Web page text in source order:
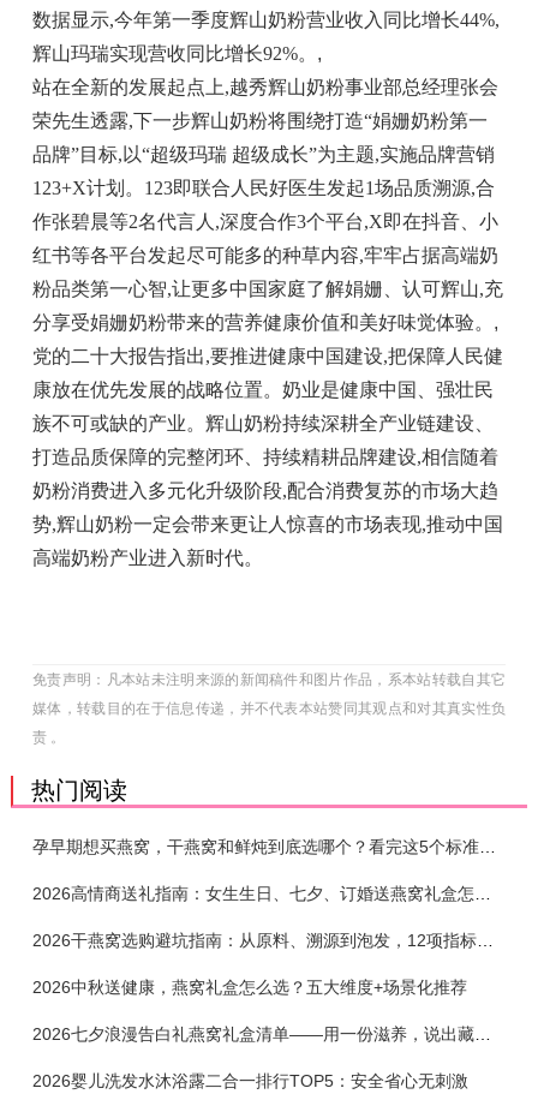
数据显示,今年第一季度辉山奶粉营业收入同比增长44%,
辉山玛瑞实现营收同比增长92%。 ,
站在全新的发展起点上,越秀辉山奶粉事业部总经理张会
荣先生透露,下一步辉山奶粉将围绕打造“娟姗奶粉第一
品牌”目标,以“超级玛瑞 超级成长”为主题,实施品牌营销
123+X计划。123即联合人民好医生发起1场品质溯源,合
作张碧晨等2名代言人,深度合作3个平台,X即在抖音、小
红书等各平台发起尽可能多的种草内容,牢牢占据高端奶
粉品类第一心智,让更多中国家庭了解娟姗、认可辉山,充
分享受娟姗奶粉带来的营养健康价值和美好味觉体验。 ,
党的二十大报告指出,要推进健康中国建设,把保障人民健
康放在优先发展的战略位置。奶业是健康中国、强壮民
族不可或缺的产业。辉山奶粉持续深耕全产业链建设、
打造品质保障的完整闭环、持续精耕品牌建设,相信随着
奶粉消费进入多元化升级阶段,配合消费复苏的市场大趋
势,辉山奶粉一定会带来更让人惊喜的市场表现,推动中国
高端奶粉产业进入新时代。
免责声明：凡本站未注明来源的新闻稿件和图片作品，系本站转载自其它
媒体，转载目的在于信息传递，并不代表本站赞同其观点和对其真实性负
责 。
热门阅读
孕早期想买燕窝，干燕窝和鲜炖到底选哪个？看完这5个标准再下单
2026干燕窝选购避坑指南：从原料、溯源到泡发，12项指标判断靠谱燕窝
2026中秋送健康，燕窝礼盒怎么选？五大维度+场景化推荐
2026七夕浪漫告白礼燕窝礼盒清单——用一份滋养，说出藏在心底的爱
2026婴儿洗发水沐浴露二合一排行TOP5：安全省心无刺激